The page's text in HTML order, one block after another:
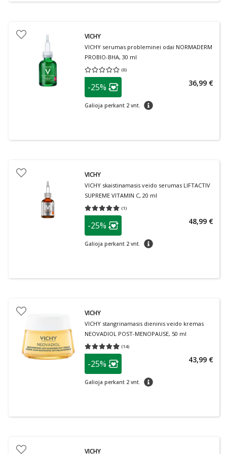
VICHY
VICHY serumas probleminei odai NORMADERM
PROBIO-BHA, 30 ml
(0)
Vidutinis įvertinimas 0.00
patarimas
Lojalumo klubo narių nuolaida
-25%
Galioja perkant 2 vnt. patarimas
36,99 €
VICHY
VICHY skaistinamasis veido serumas LIFTACTIV
SUPREME VITAMIN C, 20 ml
(1)
Vidutinis įvertinimas 5.00
patarimas
Lojalumo klubo narių nuolaida
-25%
Galioja perkant 2 vnt. patarimas
48,99 €
VICHY
VICHY stangrinamasis dieninis veido kremas
NEOVADIOL POST-MENOPAUSE, 50 ml
(14)
Vidutinis įvertinimas 4.93
patarimas
Lojalumo klubo narių nuolaida
-25%
Galioja perkant 2 vnt. patarimas
43,99 €
VICHY